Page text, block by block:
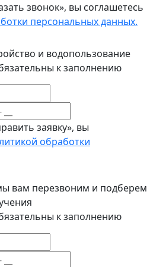
звонок», вы соглашетесь
персональных данных.
и водопользование
к заполнению
заявку», вы
обработки
вам перезвоним и подберем
к заполнению